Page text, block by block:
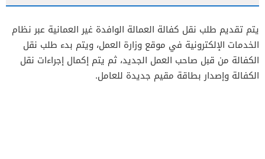
2
3
يتم تقديم طلب نقل كفالة العمالة الوافدة غير العمانية عبر نظام
الخدمات الإلكترونية في موقع وزارة العمل، ويتم بدء طلب نقل
الكفالة من قبل صاحب العمل الجديد، ثم يتم إكمال إجراءات نقل
الكفالة وإصدار بطاقة مقيم جديدة للعامل.